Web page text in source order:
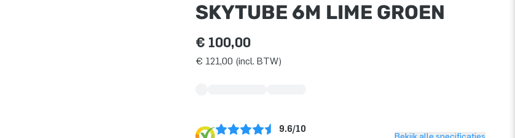
SKYTUBE 6M LIME GROEN
€ 100,00
€ 121,00 (incl. BTW)
9.6/10